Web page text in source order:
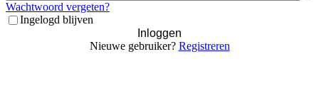
Wachtwoord vergeten?
Ingelogd blijven
Inloggen
Nieuwe gebruiker? Registreren